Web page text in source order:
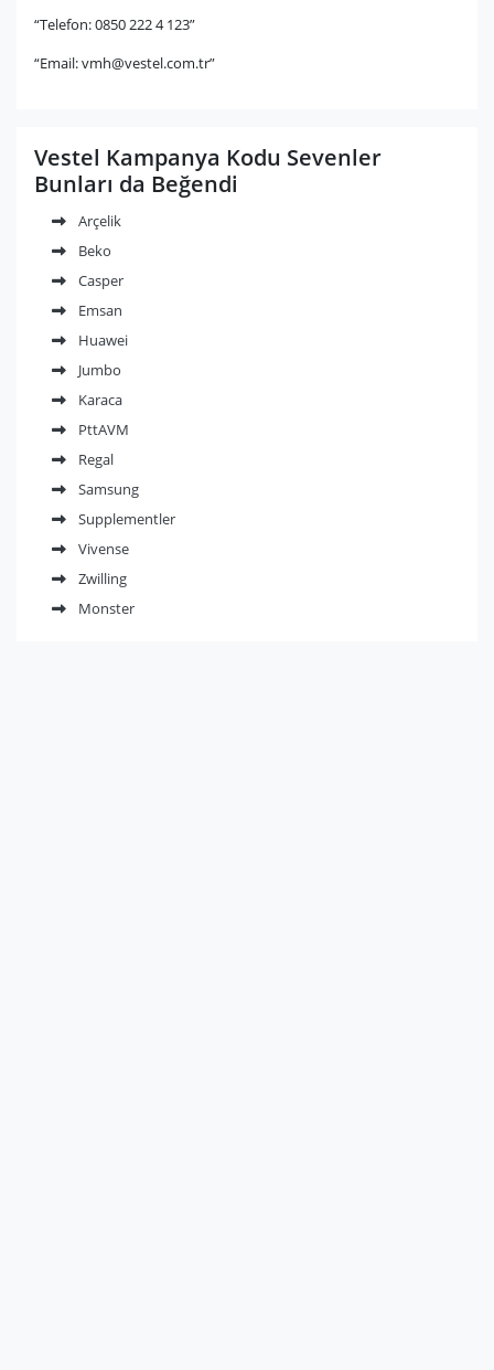
“Telefon: 0850 222 4 123”
“Email:vmh@vestel.com.tr”
Vestel Kampanya Kodu Sevenler
Bunları da Beğendi
Arçelik
Beko
Casper
Emsan
Huawei
Jumbo
Karaca
PttAVM
Regal
Samsung
Supplementler
Vivense
Zwilling
Monster